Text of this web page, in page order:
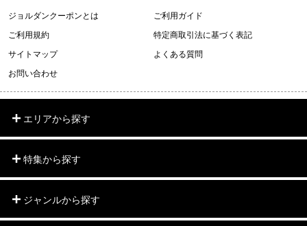
ジョルダンクーポンとは
ご利用ガイド
ご利用規約
特定商取引法に基づく表記
サイトマップ
よくある質問
お問い合わせ
エリアから探す
特集から探す
ジャンルから探す